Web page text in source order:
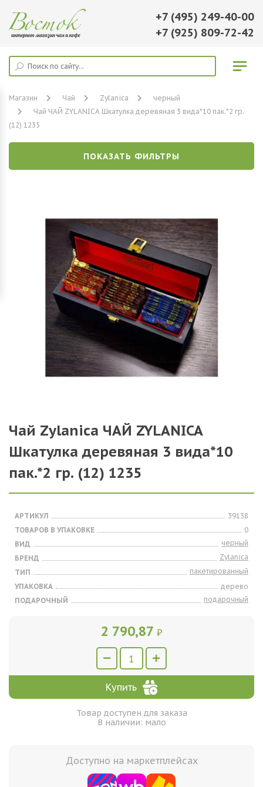
+7 (495) 249-40-00
+7 (925) 809-72-42
Магазин Чай Zylanica
черный
Чай ЧАЙ ZYLANICA Шкатулка деревяная 3 вида*10 пак.*2 гр.
(12) 1235
ПОКАЗАТЬ ФИЛЬТРЫ
Чай Zylanica ЧАЙ ZYLANICA
Шкатулка деревяная 3 вида*10
пак.*2 гр. (12) 1235
АРТИКУЛ
39138
ТОВАРОВ В УПАКОВКЕ
0
ВИД
черный
БРЕНД
Zylanica
ТИП
пакетированный
УПАКОВКА
дерево
ПОДАРОЧНЫЙ
подарочный
2 790,87 ₽
Купить
Товар доступен для заказа
В наличии: мало
Доступно на маркетплейсах